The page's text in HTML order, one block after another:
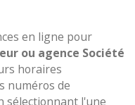
en ligne pour
ou agence Société
horaires
numéros de
sélectionnant l'une